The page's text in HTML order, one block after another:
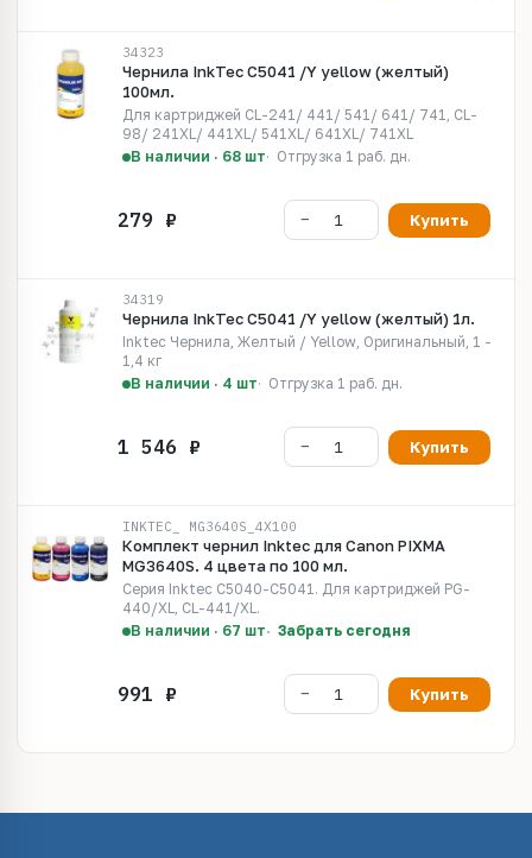
34323
Чернила InkTec C5041 /Y yellow (желтый)
100мл.
Для картриджей CL-241/ 441/ 541/ 641/ 741, CL-
98/ 241XL/ 441XL/ 541XL/ 641XL/ 741XL
В наличии · 68 шт
Отгрузка 1 раб. дн.
Купить
34319
Чернила InkTec C5041 /Y yellow (желтый) 1л.
Inktec Чернила, Желтый / Yellow, Оригинальный, 1 -
1,4 кг
В наличии · 4 шт
Отгрузка 1 раб. дн.
Купить
INKTEC_ MG3640S_4X100
Комплект чернил Inktec для Canon PIXMA
MG3640S. 4 цвета по 100 мл.
Серия Inktec C5040-C5041. Для картриджей PG-
440/XL, CL-441/XL.
В наличии · 67 шт
Забрать сегодня
Купить